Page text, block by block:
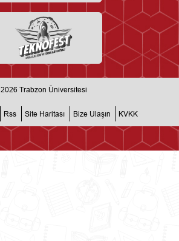
2026 Trabzon Üniversitesi
Rss Site Haritası Bize Ulaşın KVKK